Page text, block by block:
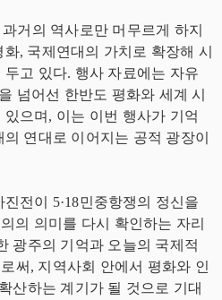
거의 역사로만 머무르게 하지
, 국제연대의 가치로 확장해 시
고 있다. 행사 자료에는 자유
넘어선 한반도 평화와 세계 시
으며, 이는 이번 행사가 기억
연대로 이어지는 공적 광장이
전이 5·18민중항쟁의 정신을
의 의미를 다시 확인하는 자리
광주의 기억과 오늘의 국제적
써, 지역사회 안에서 평화와 인
산하는 계기가 될 것으로 기대